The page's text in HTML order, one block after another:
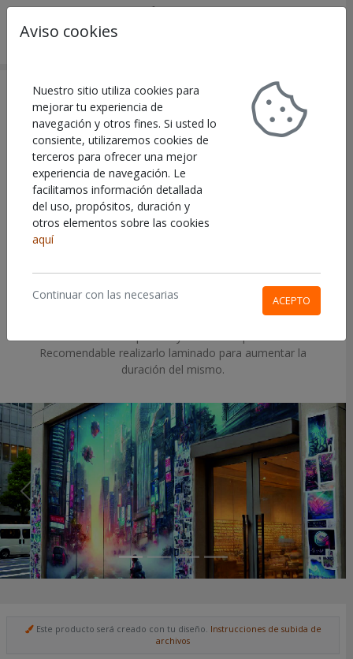
VINILOS IMPRESOS
Referencia: SYG47S
Vinilo monomérico
El vinilo más utilizado, perfecto para todo tipo de
aplicaciones sobre superficies lisas, tanto en interiores
como en exteriores, con una duración media.Trasera
color gris, ideal para cubrir totalmente la superficie y
Vinilo polimérico
Ideal para aplicaciones exteriores, proporcionando una
durabilidad superior. Trasera color gris, ideal para cubrir
Recomendable realizarlo laminado para aumentar la
duración del mismo.
Previous Next
Este producto será creado con tu diseño. Instrucciones de subida de
archivos
Aviso cookies
Nuestro sitio utiliza cookies para
mejorar tu experiencia de
navegación y otros fines. Si usted lo
consiente, utilizaremos cookies de
terceros para ofrecer una mejor
experiencia de navegación. Le
facilitamos información detallada
del uso, propósitos, duración y
otros elementos sobre las cookies
aquí
Continuar con las necesarias ACEPTO